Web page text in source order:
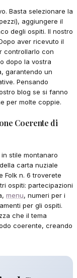
Basta selezionare la
aggiungere il
degli ospiti. Il nostro
aver ricevuto il
controllarlo con
dopo la vostra
garantendo un
Pensando
blog se si fanno
per molte coppie.
Coerente di
stile montanaro
carta nuziale
Folk n. 6 troverete
ospiti: partecipazioni
menu, numeri per i
per gli ospiti.
che il tema
coerente, creando